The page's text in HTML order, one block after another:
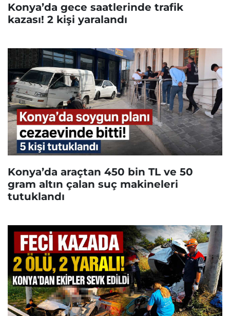
Konya’da gece saatlerinde trafik
kazası! 2 kişi yaralandı
Konya’da araçtan 450 bin TL ve 50
gram altın çalan suç makineleri
tutuklandı